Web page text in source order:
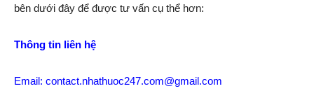
bên dưới đây để được tư vấn cụ thể hơn:
Thông tin liên hệ
Email: contact.nhathuoc247.com@gmail.com